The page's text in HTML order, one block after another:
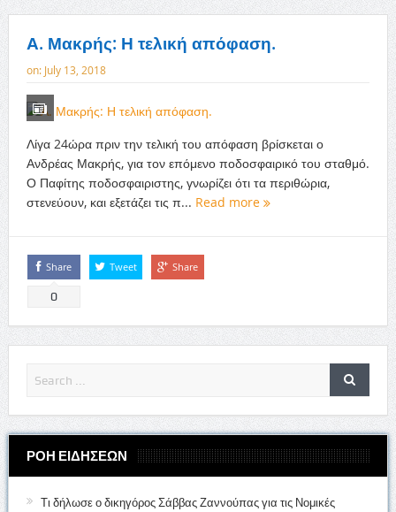
Α. Μακρής: Η τελική απόφαση.
on: July 13, 2018
Λίγα 24ώρα πριν την τελική του απόφαση βρίσκεται ο
Ανδρέας Μακρής, για τον επόμενο ποδοσφαιρικό του σταθμό.
Ο Παφίτης ποδοσφαιριστης, γνωρίζει ότι τα περιθώρια,
στενεύουν, και εξετάζει τις π... Read more
Share
0
Tweet Share
ΡΟΗ ΕΙΔΗΣΕΩΝ
Τι δήλωσε ο δικηγόρος Σάββας Ζαννούπας για τις Νομικές